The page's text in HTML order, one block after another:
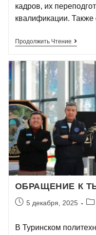
кадров, их
квалификации.
Продолжить Чтение
ОБРАЩЕНИЕ К
5 декабря, 2025
В Туринском